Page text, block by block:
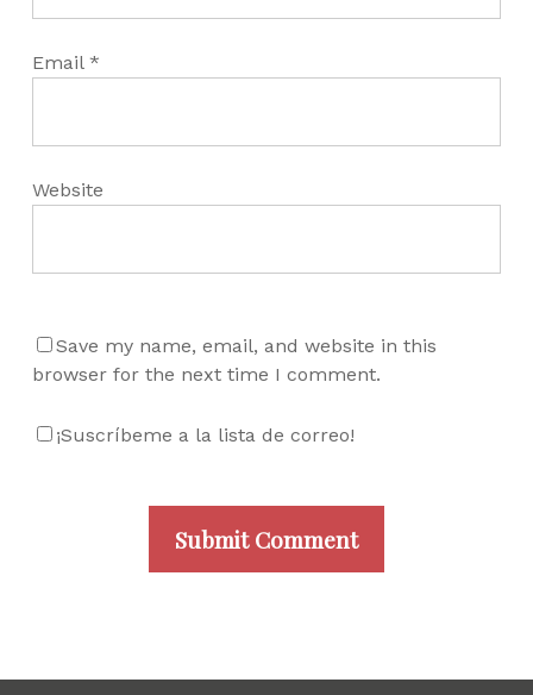
Email *
Website
Save my name, email, and website in this
browser for the next time I comment.
¡Suscríbeme a la lista de correo!